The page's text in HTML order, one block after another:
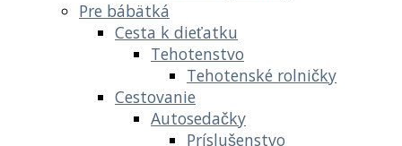
Pre bábätká
Cesta k dieťatku
Tehotenstvo
Tehotenské rolničky
Cestovanie
Autosedačky
Príslušenstvo